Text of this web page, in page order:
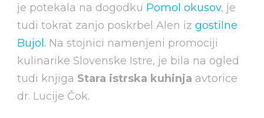
je potekala na dogodku Pomol okusov, je
tudi tokrat zanjo poskrbel Alen iz gostilne
Bujol. Na stojnici namenjeni promociji
kulinarike Slovenske Istre, je bila na ogled
tudi knjiga Stara istrska kuhinja avtorice
dr. Lucije Čok.